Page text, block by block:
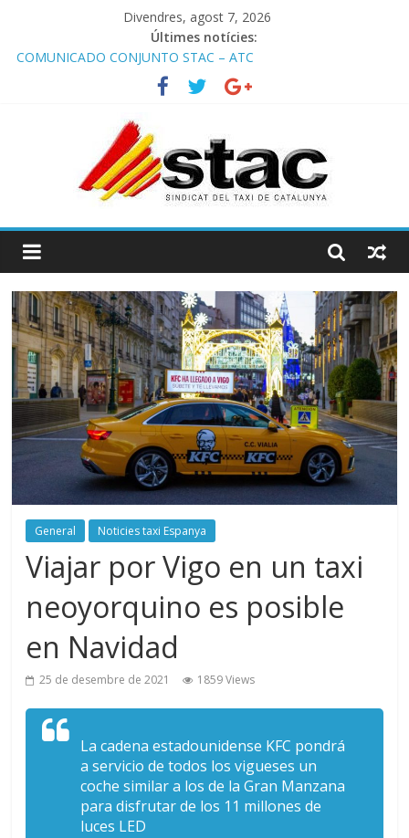
Divendres, agost 7, 2026
Últimes notícies:
COMUNICADO CONJUNTO STAC – ATC
Comunicado STAC/ ATC de la reunión con los Mossos d
‘Esquadra del aeropuerto de Barcelona.
Programa de Radio TAXI LIBRE 29.07.2026 en COOLTURA FM.
STAC/ATC SOLICITAN TAULA TÈCNICA PARA MEJORAR LA
OPERATIVA DE ENTRADA EN EL PUERTO DE BARCELONA.
Programa de Radio TAXI LIBRE 22.07.2026 en COOLTURA FM.
General Noticies taxi Espanya
Viajar por Vigo en un taxi
neoyorquino es posible
en Navidad
25 de desembre de 2021 1859 Views
La cadena estadounidense KFC pondrá
a servicio de todos los vigueses un
coche similar a los de la Gran Manzana
para disfrutar de los 11 millones de
luces LED